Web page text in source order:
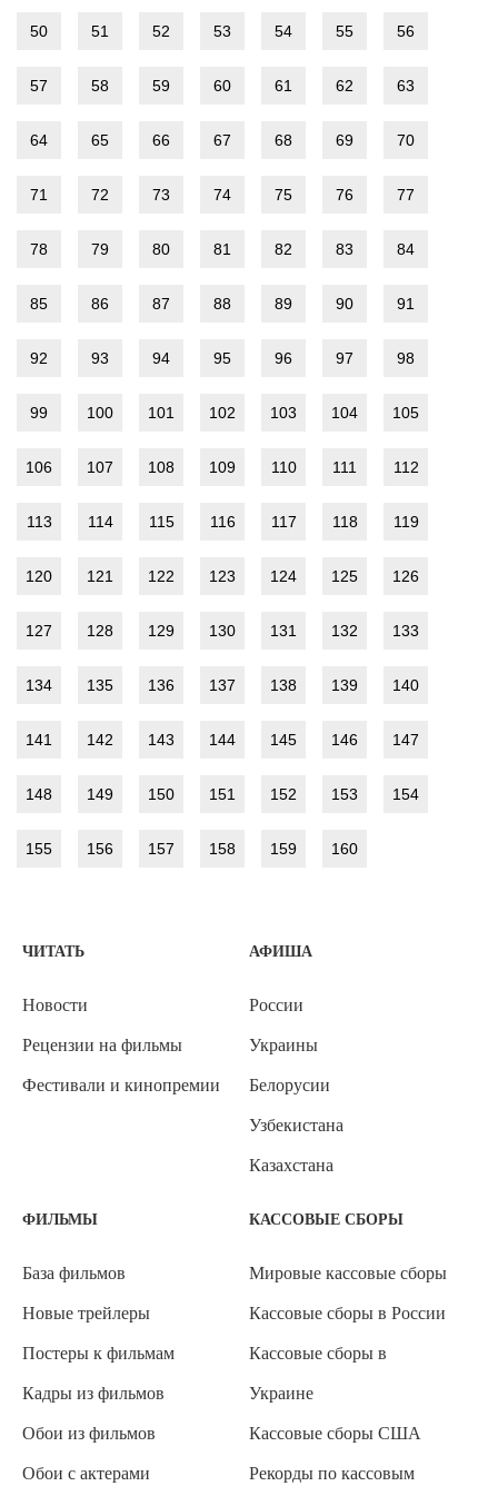
50 51 52 53 54 55 56
57 58 59 60 61 62 63
64 65 66 67 68 69 70
71 72 73 74 75 76 77
78 79 80 81 82 83 84
85 86 87 88 89 90 91
92 93 94 95 96 97 98
99 100 101 102 103 104 105
106 107 108 109 110 111 112
113 114 115 116 117 118 119
120 121 122 123 124 125 126
127 128 129 130 131 132 133
134 135 136 137 138 139 140
141 142 143 144 145 146 147
148 149 150 151 152 153 154
155 156 157 158 159 160
ЧИТАТЬ
Новости
Рецензии на фильмы
Фестивали и кинопремии
АФИША
России
Украины
Белорусии
Узбекистана
Казахстана
ФИЛЬМЫ
База фильмов
Новые трейлеры
Постеры к фильмам
Кадры из фильмов
Обои из фильмов
Обои с актерами
КАССОВЫЕ СБОРЫ
Мировые кассовые сборы
Кассовые сборы в России
Кассовые сборы в
Украине
Кассовые сборы США
Рекорды по кассовым